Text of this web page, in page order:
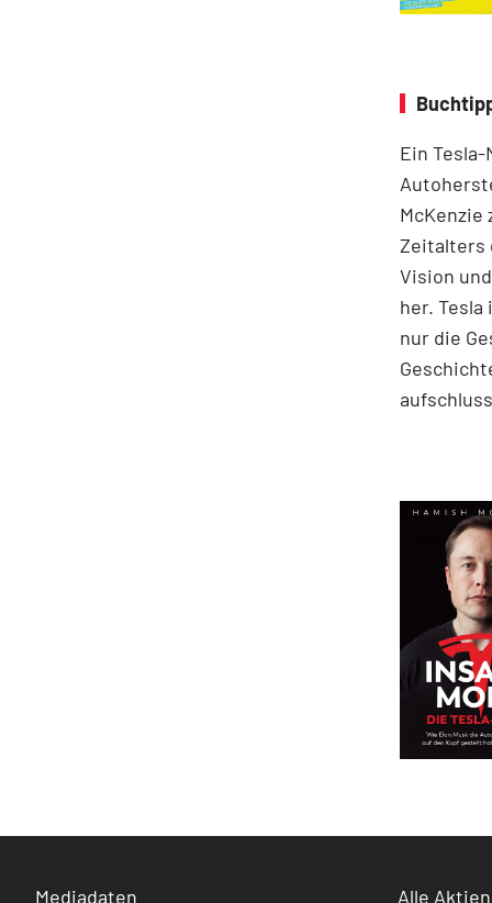
Ein
McKenzie
Zeitalters
Vision
her.
nur die
Mediadaten Alle Aktien